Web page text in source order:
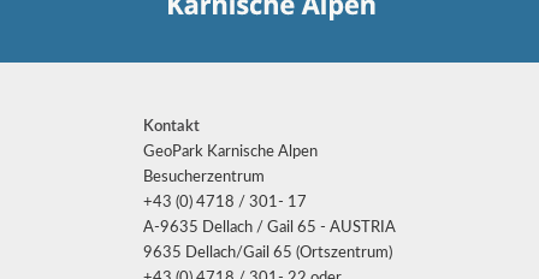
Kontakt
GeoPark Karnische Alpen
Besucherzentrum
+43 (0) 4718 / 301- 17
A-9635 Dellach / Gail 65 - AUSTRIA
9635 Dellach/Gail 65 (Ortszentrum)